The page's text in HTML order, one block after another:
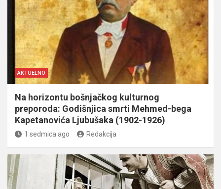
AKTUELNO
Na horizontu bošnjačkog kulturnog
preporoda: Godišnjica smrti Mehmed-bega
Kapetanovića Ljubušaka (1902-1926)
1 sedmica ago Redakcija